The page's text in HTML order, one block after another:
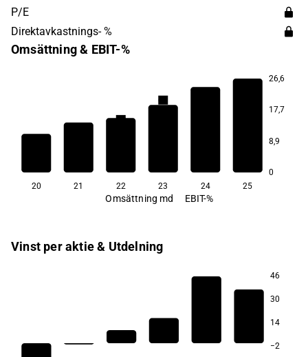
P/E
Direktavkastnings- %
Omsättning & EBIT-%
26,6
17,7
8,9
0
3,3
20 21 22 23 24 25
Omsättning md EBIT-%
Vinst per aktie & Utdelning
46
30
14
−2